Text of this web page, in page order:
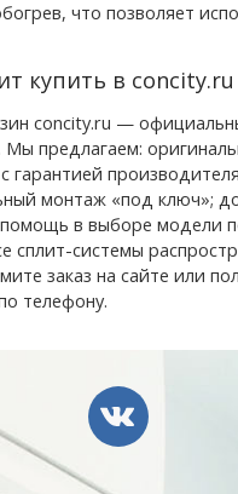
что позволяет
купить в concity.ru
concity.ru —
Мы предлагаем:
гарантией
монтаж «под ключ»;
помощь в выборе модели
сплит-системы
заказ на сайте или
телефону.